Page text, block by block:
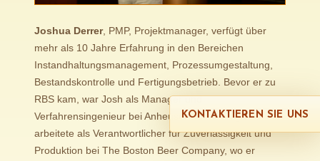
Joshua Derrer, PMP, Projektmanager, verfügt über
mehr als 10 Jahre Erfahrung in den Bereichen
Instandhaltungsmanagement, Prozessumgestaltung,
Bestandskontrolle und Fertigungsbetrieb. Bevor er zu
RBS kam, war Josh als Manager und
Verfahrensingenieur bei Anheuser Busch tätig und
arbeitete als Verantwortlicher für Zuverlässigkeit und
Produktion bei The Boston Beer Company, wo er
KONTAKTIEREN SIE UNS